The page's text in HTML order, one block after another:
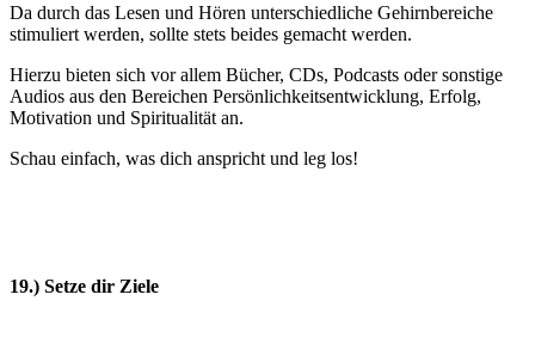
Da durch das Lesen und Hören unterschiedliche Gehirnbereiche
stimuliert werden, sollte stets beides gemacht werden.
Hierzu bieten sich vor allem Bücher, CDs, Podcasts oder sonstige
Audios aus den Bereichen Persönlichkeitsentwicklung, Erfolg,
Motivation und Spiritualität an.
Schau einfach, was dich anspricht und leg los!
19.) Setze dir Ziele